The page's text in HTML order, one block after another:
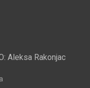
Aleksa Rakonjac